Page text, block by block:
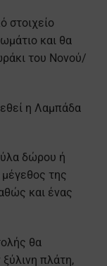
στοιχείο
και θα
του Νονού/
η Λαμπάδα
δώρου ή
της
και ένας
θα
πλάτη,